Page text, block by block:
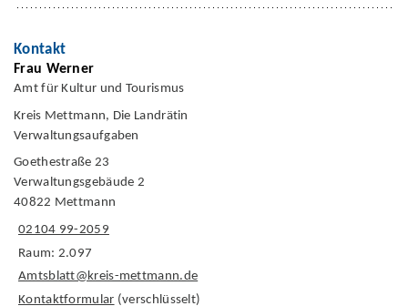
Kontakt
Frau Werner
Amt für Kultur und Tourismus
Kreis Mettmann, Die Landrätin
Verwaltungsaufgaben
Goethestraße 23
Verwaltungsgebäude 2
40822 Mettmann
02104 99-2059
Raum: 2.097
Amtsblatt@kreis-mettmann.de
Kontaktformular (verschlüsselt)